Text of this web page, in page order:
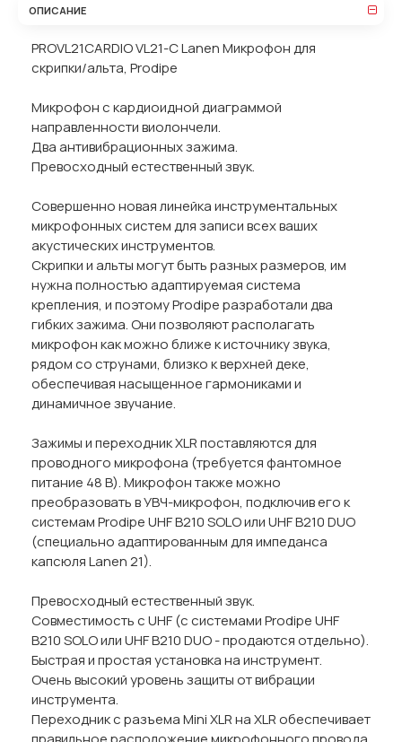
ОПИСАНИЕ
PROVL21CARDIO VL21-C Lanen Микрофон для
скрипки/альта, Prodipe
Микрофон с кардиоидной диаграммой
направленности виолончели.
Два антивибрационных зажима.
Превосходный естественный звук.
Совершенно новая линейка инструментальных
микрофонных систем для записи всех ваших
акустических инструментов.
Скрипки и альты могут быть разных размеров, им
нужна полностью адаптируемая система
крепления, и поэтому Prodipe разработали два
гибких зажима. Они позволяют располагать
микрофон как можно ближе к источнику звука,
рядом со струнами, близко к верхней деке,
обеспечивая насыщенное гармониками и
динамичное звучание.
Зажимы и переходник XLR поставляются для
проводного микрофона (требуется фантомное
питание 48 В). Микрофон также можно
преобразовать в УВЧ-микрофон, подключив его к
системам Prodipe UHF B210 SOLO или UHF B210 DUO
(специально адаптированным для импеданса
капсюля Lanen 21).
Превосходный естественный звук.
Совместимость с UHF (с системами Prodipe UHF
B210 SOLO или UHF B210 DUO - продаются отдельно).
Быстрая и простая установка на инструмент.
Очень высокий уровень защиты от вибрации
инструмента.
Переходник с разъема Mini XLR на XLR обеспечивает